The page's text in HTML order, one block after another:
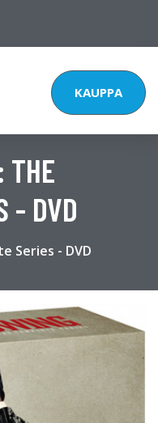
KAUPPA
THE
- DVD
Series - DVD